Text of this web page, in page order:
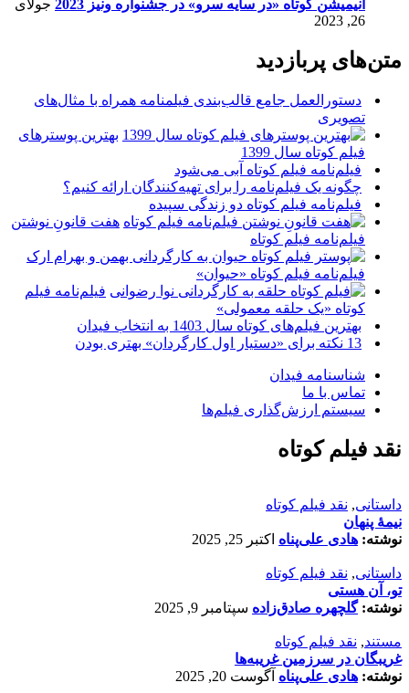
انیمیشن کوتاه «در سایه سرو» در جشنواره ونیز 2023
جولای
26, 2023
متن‌های پربازدید
دستورالعمل جامع قالب‌بندی فیلمنامه همراه با مثال‌های
تصویری
بهترین پوسترهای
فیلم کوتاه سال 1399
فیلم‌نامه فیلم کوتاه آبی می‌شود
چگونه یک فیلم‌نامه را برای تهیه‌کنندگان ارائه کنیم؟
فیلم‌نامه فیلم کوتاه دو زندگی سپیده
هفت قانونِ نوشتن
فیلم‌نامه فیلم کوتاه
فیلم‌نامه فیلم کوتاه «حیوان»
فیلم‌نامه فیلم
کوتاه «یک حلقه معمولی»
بهترین فیلم‌های کوتاه سال 1403 به انتخاب فیدان
13 نکته برای «دستیار اول کارگردان» بهتری بودن
شناسنامه فیدان
تماس با ما
سیستم ارزش‌گذاری فیلم‌ها
نقد فیلم کوتاه
داستانی, نقد فیلم کوتاه
نیمۀ پنهان
نوشته: هادی علی‌پناه اکتبر 25, 2025
داستانی, نقد فیلم کوتاه
تو، آن هستی
نوشته:گلچهره صادق‌زاده سپتامبر 9, 2025
مستند, نقد فیلم کوتاه
غریبگان در سرزمین غریبه‌ها
نوشته: هادی علی‌پناه آگوست 20, 2025